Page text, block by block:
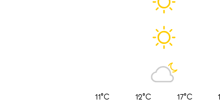
11°C 12°C 17°C